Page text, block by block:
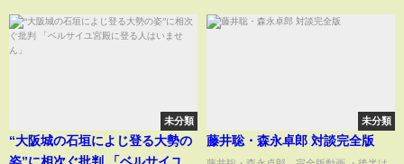
未分類
“大阪城の石垣によじ登る大勢の
未分類
藤井聡・森永卓郎 対談完全版